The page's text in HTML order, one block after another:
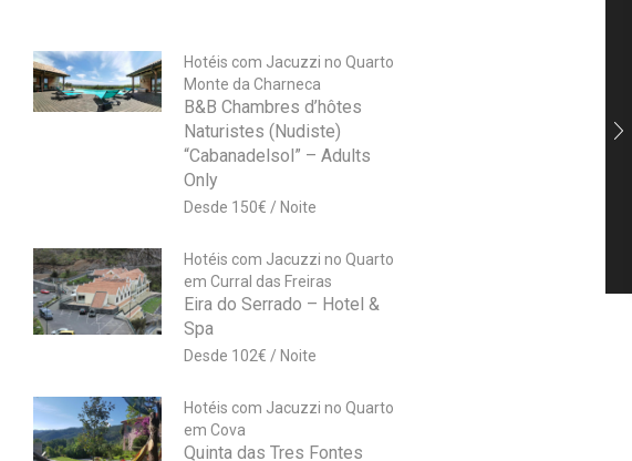
Hotéis com Jacuzzi no Quarto
Monte da Charneca
B&B Chambres d’hôtes
Naturistes (Nudiste)
“Cabanadelsol” – Adults
Only
150€
Hotéis com Jacuzzi no Quarto
em Curral das Freiras
Eira do Serrado – Hotel &
Spa
102€
Hotéis com Jacuzzi no Quarto
em Cova
Quinta das Tres Fontes